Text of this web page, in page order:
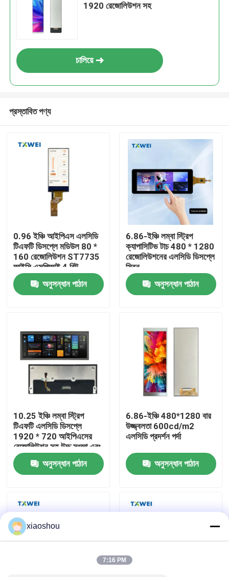
আমাদের সম্বন্ধে
কারখানা পরিদর্শন
খবর
একটি উদ্ধৃতি অনুরোধ করুন
টিএফটি এলসিডি ডিসপ্লে
TFT LCD মডিউল
1920 রেজোলিউশন সহ
চালিয়ে
প্রস্তাবিত পণ্য
0.96 ইঞ্চি আইপিএস এলসিডি
টিএফটি ডিসপ্লে মডিউল 80 *
160 রেজোলিউশন ST7735
আইসি এসপিআই 4 বিট
ইন্টারফেস
অনুসন্ধান পাঠান
6.86-ইঞ্চি লম্বা স্ট্রিপ
ক্যাপাসিটিভ টাচ 480 * 1280
রেজোলিউশনের এলসিডি ডিসপ্লে
স্ক্রিন
অনুসন্ধান পাঠান
10.25 ইঞ্চি লম্বা স্ট্রিপ
টিএফটি এলসিডি ডিসপ্লে
1920 * 720 আইপিএসের
রেজোলিউশন সহ উচ্চ সংজ্ঞা এবং
উচ্চ উজ্জ্বলতা প্রদর্শন
অনুসন্ধান পাঠান
6.86-ইঞ্চি 480*1280 বার
উজ্জ্বলতা 600cd/m2
এলসিডি প্রদর্শন পর্দা
অনুসন্ধান পাঠান
xiaoshou
7:16 PM